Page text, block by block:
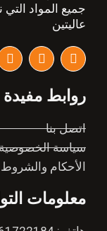
جميع المواد
عاليتين
F
a
e
b
o
k
T
w
t
r
I
n
t
a
r
m
روابط مفيدة
اتصل بنا
سياسة
الأحكام والشروط
معلومات